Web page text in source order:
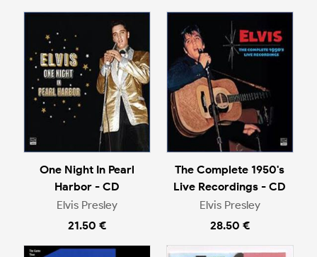
One Night In Pearl
Harbor - CD
Elvis Presley
21.50 €
The Complete 1950's
Live Recordings - CD
Elvis Presley
28.50 €